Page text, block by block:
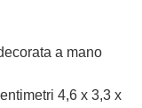
a mano
4,6 x 3,3 x